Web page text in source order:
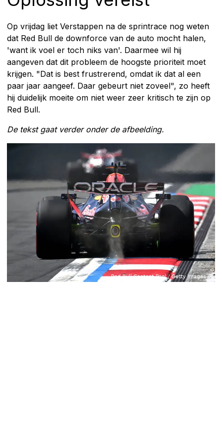
Op vrijdag liet Verstappen na de sprintrace nog weten
dat Red Bull de downforce van de auto mocht halen,
'want ik voel er toch niks van'. Daarmee wil hij
aangeven dat dit probleem de hoogste prioriteit moet
krijgen. "Dat is best frustrerend, omdat ik dat al een
paar jaar aangeef. Daar gebeurt niet zoveel", zo heeft
hij duidelijk moeite om niet weer zeer kritisch te zijn op
Red Bull.
De tekst gaat verder onder de afbeelding.